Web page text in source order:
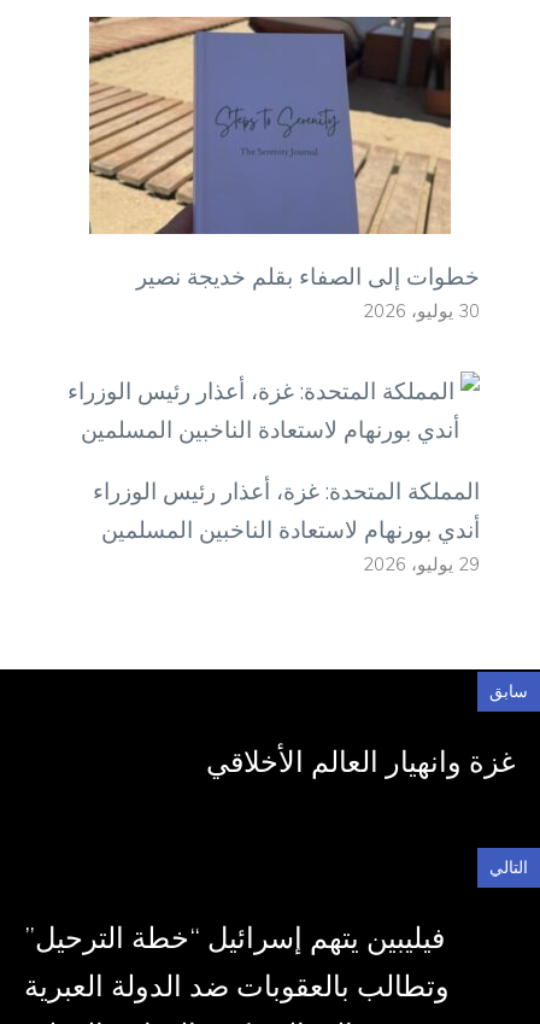
خطوات إلى الصفاء بقلم خديجة نصير
30 يوليو، 2026
المملكة المتحدة: غزة، أعذار رئيس الوزراء
أندي بورنهام لاستعادة الناخبين المسلمين
29 يوليو، 2026
سابق
غزة وانهيار العالم الأخلاقي
التالي
فيليبين يتهم إسرائيل “خطة الترحيل”
وتطالب بالعقوبات ضد الدولة العبرية